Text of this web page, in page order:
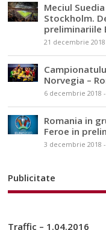
Meciul
Stockholm.
preliminariile
21 decembrie 2018
Norvegia –
6 decembrie 2018 -
Romania in
Feroe in
3 decembrie 2018 -
Publicitate
Traffic – 1.04.2016